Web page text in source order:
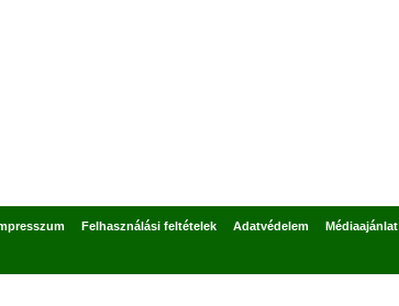
Felhasználási feltételek Adatvédelem Médiaajánlat